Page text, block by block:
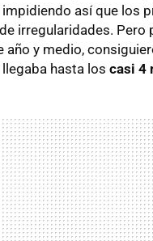
impidiendo así que los
irregularidades. Pero
año y medio,
hasta los casi 4